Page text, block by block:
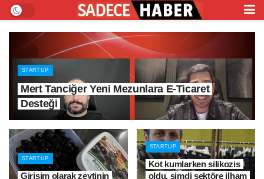
STARTUP
Mert Tanciğer Yeni Mezunlara E-Ticaret
Desteği
STARTUP
Girişim olarak zeytinin
STARTUP
Kot kumlarken silikozis
oldu, şimdi sektöre ilham